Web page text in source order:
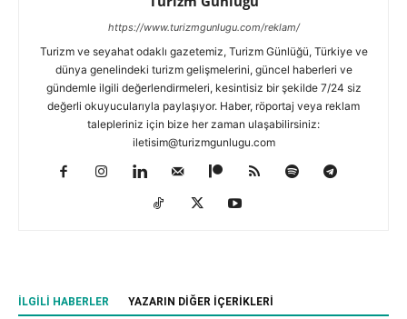
https://www.turizmgunlugu.com/reklam/
Turizm ve seyahat odaklı gazetemiz, Turizm Günlüğü, Türkiye ve
dünya genelindeki turizm gelişmelerini, güncel haberleri ve
gündemle ilgili değerlendirmeleri, kesintisiz bir şekilde 7/24 siz
değerli okuyucularıyla paylaşıyor. Haber, röportaj veya reklam
talepleriniz için bize her zaman ulaşabilirsiniz:
iletisim@turizmgunlugu.com
İLGILI HABERLER YAZARIN DIĞER İÇERIKLERI